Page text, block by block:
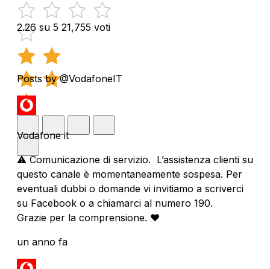
2.26 su 5 21,755 voti
Posts by @VodafoneIT
Vodafone it
⚠️ Comunicazione di servizio. L’assistenza clienti su
questo canale è momentaneamente sospesa. Per
eventuali dubbi o domande vi invitiamo a scriverci
su Facebook o a chiamarci al numero 190.
Grazie per la comprensione. ❤️
un anno fa